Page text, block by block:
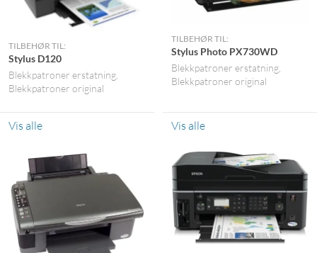
TILBEHØR TIL:
Stylus D120
Blekkpatroner erstatning
Blekkpatroner original
Vis alle
TILBEHØR TIL:
Stylus Photo PX730WD
Blekkpatroner erstatning
Blekkpatroner original
Vis alle